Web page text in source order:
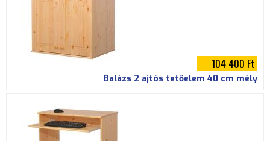
104 400 Ft
Balázs 2 ajtós tetőelem 40 cm mély